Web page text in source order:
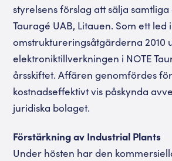
styrelsens förslag att sälja samtliga
Tauragé UAB, Litauen. Som ett led i
omstruktureringsåtgärderna 2010
elektroniktillverkningen i NOTE
årsskiftet. Affären genomfördes
kostnadseffektivt vis påskynda
juridiska bolaget.
Förstärkning av Industrial Plants
Under hösten har den